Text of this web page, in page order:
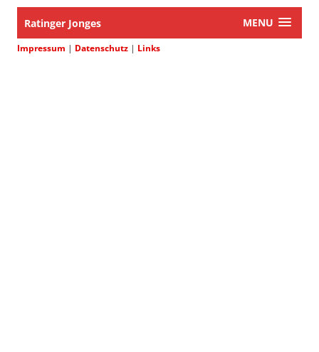
Ratinger Jonges MENU
Impressum | Datenschutz | Links